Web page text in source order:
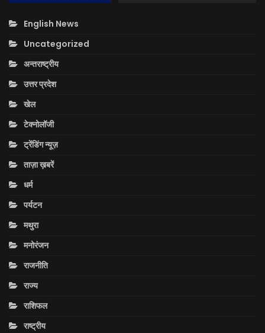
English News
Uncategorized
अन्तराष्ट्रीय
उत्तर प्रदेश
खेल
टेक्नोलॉजी
ट्रेंडिंग न्यूज़
ताज़ा ख़बरें
धर्म
पर्यटन
मथुरा
मनोरंजन
राजनीति
राज्य
राशिफल
राष्ट्रीय